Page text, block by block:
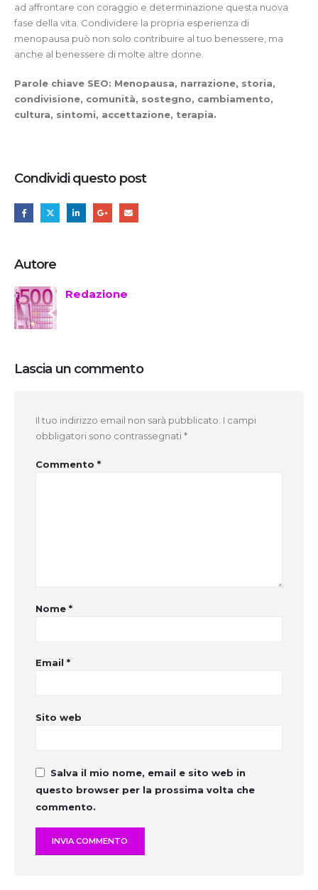
ad affrontare con coraggio e determinazione questa nuova
fase della vita. Condividere la propria esperienza di
menopausa può non solo contribuire al tuo benessere, ma
anche al benessere di molte altre donne.
Parole chiave SEO: Menopausa, narrazione, storia,
condivisione, comunità, sostegno, cambiamento,
cultura, sintomi, accettazione, terapia.
Condividi questo post
Autore
Redazione
Lascia un commento
Il tuo indirizzo email non sarà pubblicato. I campi
obbligatori sono contrassegnati*
Commento *
Nome *
Email *
Sito web
Salva il mio nome, email e sito web in
questo browser per la prossima volta che
commento.